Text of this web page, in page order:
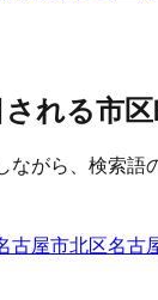
れる市
ながら、検索語
古屋市北区名古